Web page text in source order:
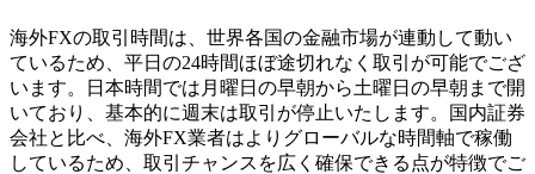
海外FXの取引時間は、世界各国の金融市場が連動して動い
ているため、平日の24時間ほぼ途切れなく取引が可能でござ
います。日本時間では月曜日の早朝から土曜日の早朝まで開
いており、基本的に週末は取引が停止いたします。国内証券
会社と比べ、海外FX業者はよりグローバルな時間軸で稼働
しているため、取引チャンスを広く確保できる点が特徴でご